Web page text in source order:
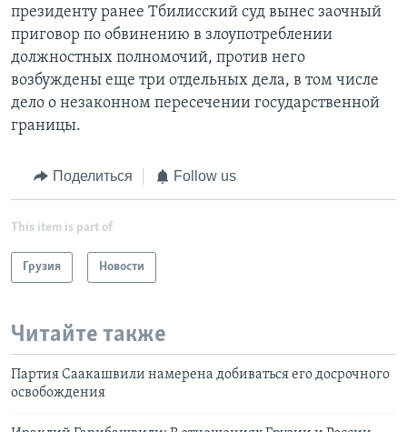
президенту ранее Тбилисский суд вынес заочный
приговор по обвинению в злоупотреблении
должностных полномочий, против него
возбуждены еще три отдельных дела, в том числе
дело о незаконном пересечении государственной
границы.
Поделиться Follow us
This item is part of
Грузия Новости
Читайте также
Партия Саакашвили намерена добиваться его досрочного
освобождения